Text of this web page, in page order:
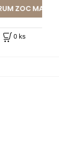
MAX a
0 ks